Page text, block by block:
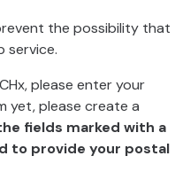
the possibility that
service.
please enter your
yet, please create a
fields marked with a
to provide your postal